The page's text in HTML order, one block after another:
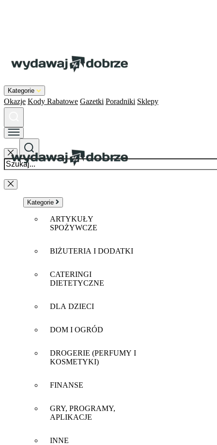
Kategorie
Okazje Kody Rabatowe Gazetki Poradniki Sklepy
Kategorie
ARTYKUŁY
SPOŻYWCZE
BIŻUTERIA I DODATKI
CATERINGI
DIETETYCZNE
DLA DZIECI
DOM I OGRÓD
DROGERIE (PERFUMY I
KOSMETYKI)
FINANSE
GRY, PROGRAMY,
APLIKACJE
INNE